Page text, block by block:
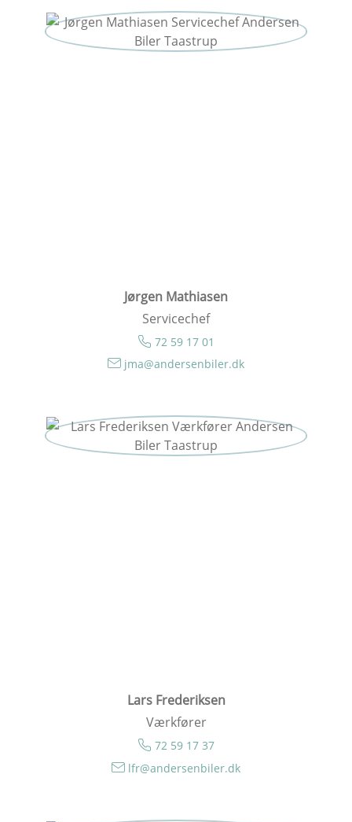
Jørgen Mathiasen
Servicechef
72 59 17 01
jma@andersenbiler.dk
Lars Frederiksen
Værkfører
72 59 17 37
lfr@andersenbiler.dk